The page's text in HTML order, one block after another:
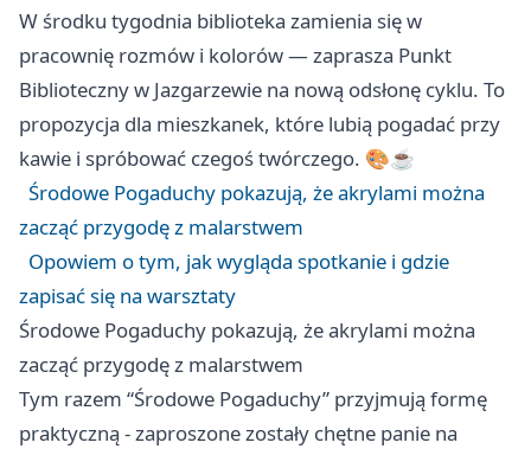
W środku tygodnia biblioteka zamienia się w
pracownię rozmów i kolorów — zaprasza Punkt
Biblioteczny w Jazgarzewie na nową odsłonę cyklu. To
propozycja dla mieszkanek, które lubią pogadać przy
kawie i spróbować czegoś twórczego. 🎨☕
Środowe Pogaduchy pokazują, że akrylami można
zacząć przygodę z malarstwem
Opowiem o tym, jak wygląda spotkanie i gdzie
zapisać się na warsztaty
Środowe Pogaduchy pokazują, że akrylami można
zacząć przygodę z malarstwem
Tym razem “Środowe Pogaduchy” przyjmują formę
praktyczną - zaproszone zostały chętne panie na